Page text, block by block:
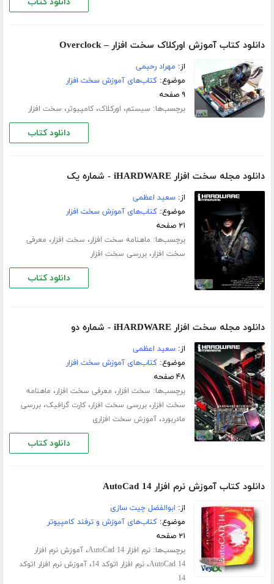
دانلود کتاب آموزش اورکلاک سخت افزار – Overclock
از: مهراد رحیمی
موضوع:کتاب‌های آموزش سخت افزار
۹ صفحه
برچسب‌ها: سیستم، اورکلاک،کامپیوتر، سخت افزار
دانلود کتاب
دانلود مجله سخت افزار iHARDWARE - شماره یک
از:سعید اعظمی
موضوع:کتاب‌های آموزش سخت افزار
۲۱ صفحه
برچسب‌ها: ماهنامه سخت افزار، سخت افزار، معرفی
سخت افزار،بررسی سخت افزار
دانلود کتاب
دانلود مجله سخت افزار iHARDWARE - شماره دو
از:سعید اعظمی
موضوع:کتاب‌های آموزش سخت افزار
۴۸ صفحه
برچسب‌ها: سخت افزار، معرفی سخت افزار، ماهنامه
سخت افزار،بررسی سخت افزار،کارت گرافیک،بررسی
مادربورد،آموزش سخت افزاری
دانلود کتاب
دانلود کتاب آموزش نرم افزار AutoCad 14
از: ابوالفضل چیت سازی
موضوع:کتاب‌های آموزش و ترفند کامپیوتر
۲۱ صفحه
برچسب‌ها:نرم افزار AutoCad 14 ،آموزش نرم افزار
AutoCad 14،نرم افزار اتوکد 14 ،آموزش نرم افزار اتوکد
14